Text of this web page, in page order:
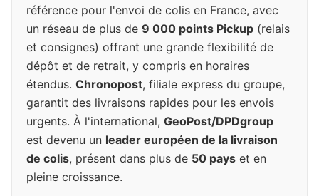
référence pour l'envoi de colis en France, avec
un réseau de plus de 9 000 points Pickup (relais
et consignes) offrant une grande flexibilité de
dépôt et de retrait, y compris en horaires
étendus. Chronopost, filiale express du groupe,
garantit des livraisons rapides pour les envois
urgents. À l'international, GeoPost/DPDgroup
est devenu un leader européen de la livraison
de colis, présent dans plus de 50 pays et en
pleine croissance.